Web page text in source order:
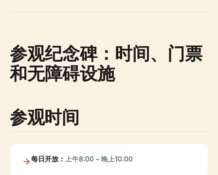
参观纪念碑：时间、门票
和无障碍设施
参观时间
每日开放： 上午8:00 – 晚上10:00